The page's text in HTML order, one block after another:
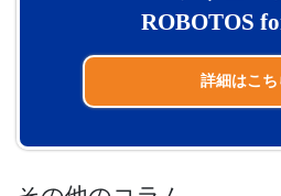
ROBOTOS
詳細はこち